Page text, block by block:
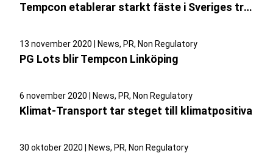
​Tempcon etablerar starkt fäste i Sveriges tredje storstadsregion
13 november 2020 | News, PR, Non Regulatory
​PG Lots blir Tempcon Linköping
6 november 2020 | News, PR, Non Regulatory
​Klimat-Transport tar steget till klimatpositiva
30 oktober 2020 | News, PR, Non Regulatory